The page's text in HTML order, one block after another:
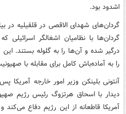
اشدود بود.
گردان‌های شهدای الاقصی در قلقیلیه در
گردان‌ها با نظامیان اشغالگر اسرائیلی
درگیر شده و آن‌ها را به گلوله بستند.
را به آماده‌باش کامل برای مقابله با
آنتونی بلینکن وزیر امور خارجه آمریکا
دیدار با اسحاق هرتزوگ رئیس رژیم
آمریکا قاطعانه از این رژیم دفاع